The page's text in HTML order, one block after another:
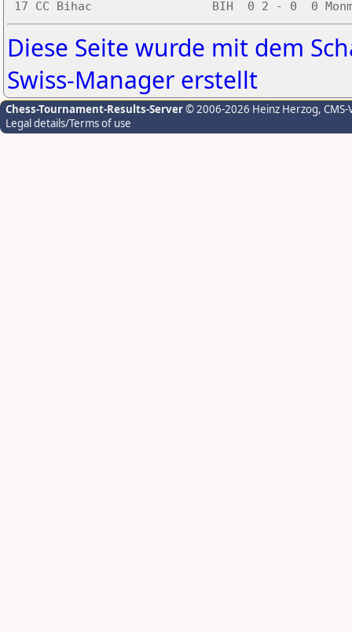
Diese Seite wurde mit dem
Swiss-Manager erstellt
Chess-Tournament-Results-Server© 2006-2026 Heinz Herzog,
Legal details/Terms of use